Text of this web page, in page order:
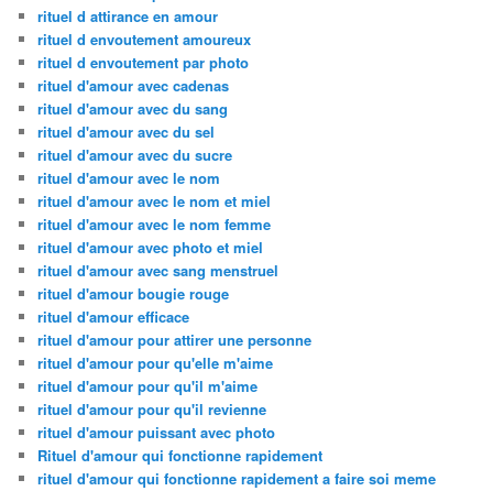
rituel d attirance en amour
rituel d envoutement amoureux
rituel d envoutement par photo
rituel d'amour avec cadenas
rituel d'amour avec du sang
rituel d'amour avec du sel
rituel d'amour avec du sucre
rituel d'amour avec le nom
rituel d'amour avec le nom et miel
rituel d'amour avec le nom femme
rituel d'amour avec photo et miel
rituel d'amour avec sang menstruel
rituel d'amour bougie rouge
rituel d'amour efficace
rituel d'amour pour attirer une personne
rituel d'amour pour qu'elle m'aime
rituel d'amour pour qu'il m'aime
rituel d'amour pour qu'il revienne
rituel d'amour puissant avec photo
Rituel d'amour qui fonctionne rapidement
rituel d'amour qui fonctionne rapidement a faire soi meme